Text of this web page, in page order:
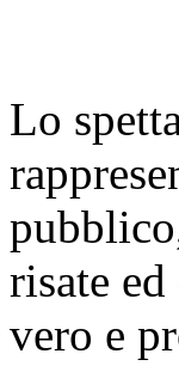
Lo
risate
vero e